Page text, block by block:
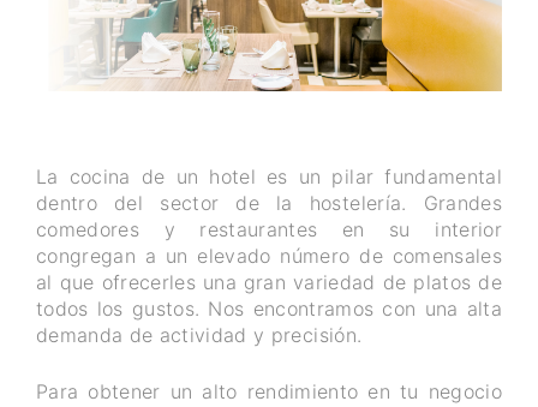
La cocina de un hotel es un pilar fundamental
dentro del sector de la hostelería. Grandes
comedores y restaurantes en su interior
congregan a un elevado número de comensales
al que ofrecerles una gran variedad de platos de
todos los gustos. Nos encontramos con una alta
demanda de actividad y precisión.
Para obtener un alto rendimiento en tu negocio